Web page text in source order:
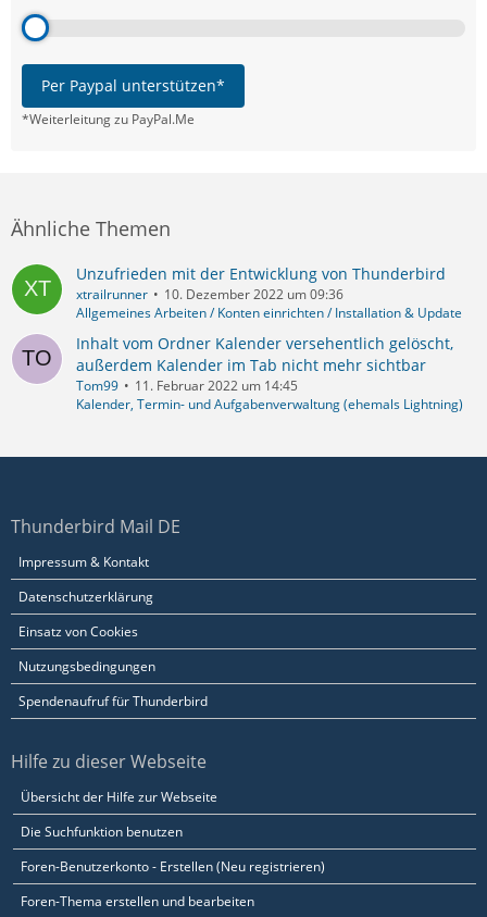
Per Paypal unterstützen*
*Weiterleitung zu PayPal.Me
Ähnliche Themen
Unzufrieden mit der Entwicklung von Thunderbird
xtrailrunner
10. Dezember 2022 um 09:36
Allgemeines Arbeiten / Konten einrichten / Installation & Update
Inhalt vom Ordner Kalender versehentlich gelöscht,
außerdem Kalender im Tab nicht mehr sichtbar
Tom99
11. Februar 2022 um 14:45
Kalender, Termin- und Aufgabenverwaltung (ehemals Lightning)
Thunderbird Mail DE
Impressum & Kontakt
Datenschutzerklärung
Einsatz von Cookies
Nutzungsbedingungen
Spendenaufruf für Thunderbird
Hilfe zu dieser Webseite
Übersicht der Hilfe zur Webseite
Die Suchfunktion benutzen
Foren-Benutzerkonto - Erstellen (Neu registrieren)
Foren-Thema erstellen und bearbeiten